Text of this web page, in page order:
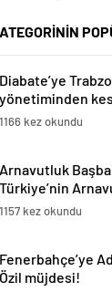
Diabate’ye
yönetiminden
1166 kez okundu
Arnavutluk
Türkiye’nin
yatırım
1157 kez okundu
Fenerbahçe’ye
Özil müjdesi!